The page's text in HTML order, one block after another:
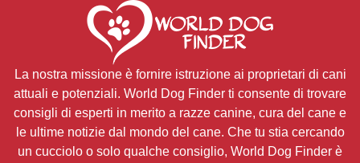
La nostra missione è fornire istruzione ai proprietari di cani
attuali e potenziali. World Dog Finder ti consente di trovare
consigli di esperti in merito a razze canine, cura del cane e
le ultime notizie dal mondo del cane. Che tu stia cercando
un cucciolo o solo qualche consiglio, World Dog Finder è